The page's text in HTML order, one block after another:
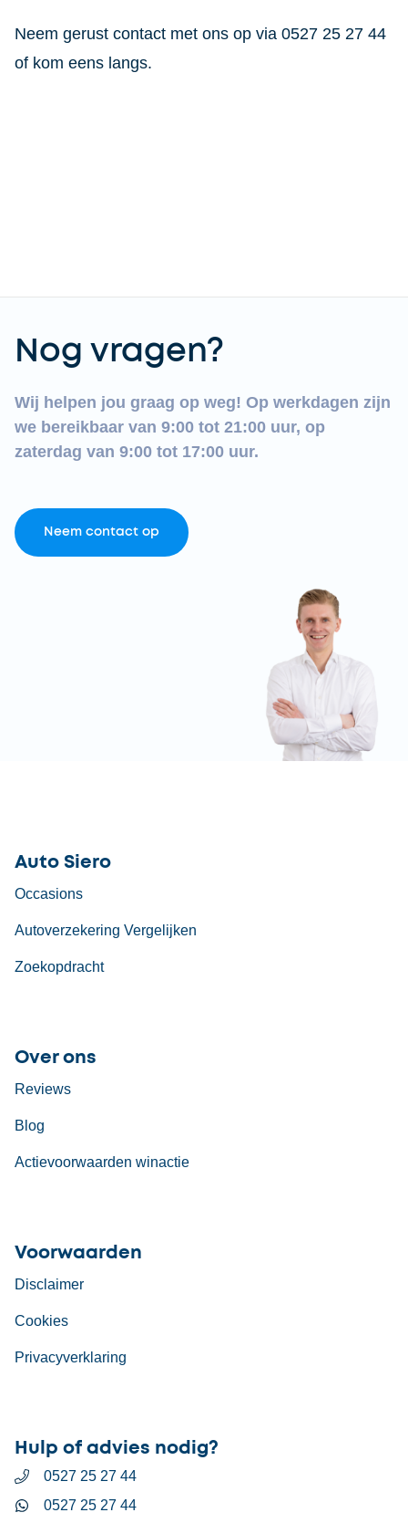
Neem gerust contact met ons op via 0527 25 27 44
of kom eens langs.
Nog vragen?
Wij helpen jou graag op weg! Op werkdagen zijn
we bereikbaar van 9:00 tot 21:00 uur, op
zaterdag van 9:00 tot 17:00 uur.
Neem contact op
Auto Siero
Occasions
Autoverzekering Vergelijken
Zoekopdracht
Over ons
Reviews
Blog
Actievoorwaarden winactie
Voorwaarden
Disclaimer
Cookies
Privacyverklaring
Hulp of advies nodig?
0527 25 27 44
0527 25 27 44